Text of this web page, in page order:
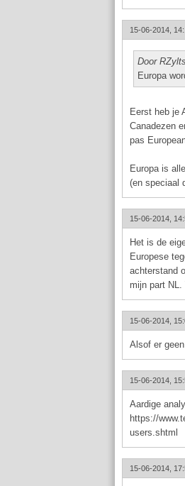
15-06-2014,
Door
Europa
Eerst heb je
Canadezen
pas
Europa is
(en speciaal
15-06-2014,
Het is de
Europese
achterstand
mijn part
15-06-2014,
Alsof er
15-06-2014,
Aardige
https://
users.shtml
15-06-2014,